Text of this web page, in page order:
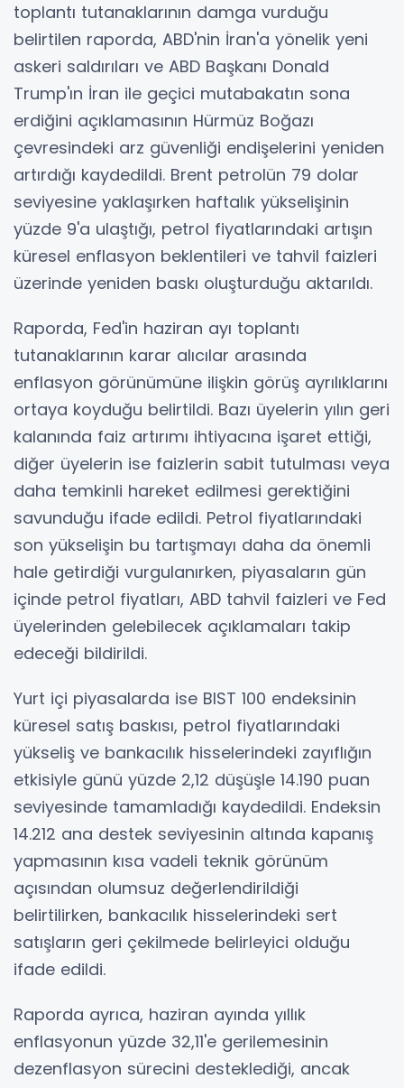
toplantı tutanaklarının damga vurduğu
belirtilen raporda, ABD'nin İran'a yönelik yeni
askeri saldırıları ve ABD Başkanı Donald
Trump'ın İran ile geçici mutabakatın sona
erdiğini açıklamasının Hürmüz Boğazı
çevresindeki arz güvenliği endişelerini yeniden
artırdığı kaydedildi. Brent petrolün 79 dolar
seviyesine yaklaşırken haftalık yükselişinin
yüzde 9'a ulaştığı, petrol fiyatlarındaki artışın
küresel enflasyon beklentileri ve tahvil faizleri
üzerinde yeniden baskı oluşturduğu aktarıldı.
Raporda, Fed'in haziran ayı toplantı
tutanaklarının karar alıcılar arasında
enflasyon görünümüne ilişkin görüş ayrılıklarını
ortaya koyduğu belirtildi. Bazı üyelerin yılın geri
kalanında faiz artırımı ihtiyacına işaret ettiği,
diğer üyelerin ise faizlerin sabit tutulması veya
daha temkinli hareket edilmesi gerektiğini
savunduğu ifade edildi. Petrol fiyatlarındaki
son yükselişin bu tartışmayı daha da önemli
hale getirdiği vurgulanırken, piyasaların gün
içinde petrol fiyatları, ABD tahvil faizleri ve Fed
üyelerinden gelebilecek açıklamaları takip
edeceği bildirildi.
Yurt içi piyasalarda ise BIST 100 endeksinin
küresel satış baskısı, petrol fiyatlarındaki
yükseliş ve bankacılık hisselerindeki zayıflığın
etkisiyle günü yüzde 2,12 düşüşle 14.190 puan
seviyesinde tamamladığı kaydedildi. Endeksin
14.212 ana destek seviyesinin altında kapanış
yapmasının kısa vadeli teknik görünüm
açısından olumsuz değerlendirildiği
belirtilirken, bankacılık hisselerindeki sert
satışların geri çekilmede belirleyici olduğu
ifade edildi.
Raporda ayrıca, haziran ayında yıllık
enflasyonun yüzde 32,11'e gerilemesinin
dezenflasyon sürecini desteklediği, ancak